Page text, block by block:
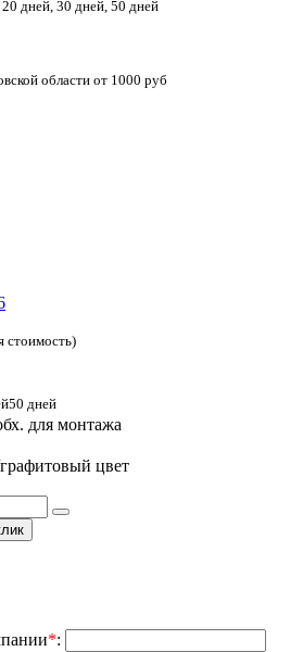
дней, 30 дней, 50 дней
области от 1000 руб
стоимость)
50 дней
для монтажа
цвет
*: